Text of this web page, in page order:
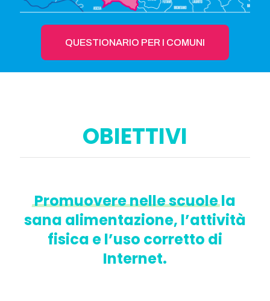
QUESTIONARIO PER I COMUNI
OBIETTIVI
Promuoverenellescuolela
sana alimentazione, l’attività
fisica e l’uso corretto di
Internet.